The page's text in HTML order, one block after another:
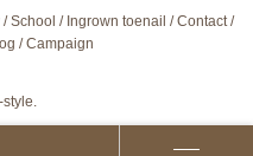
School Ingrown toenail
Contact
Campaign